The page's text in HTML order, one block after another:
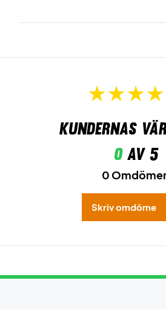
Kundernas
0av 5
0
Skriv omdöme